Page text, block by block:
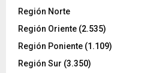
Región Norte
Región Oriente (2.535)
Región Poniente (1.109)
Región Sur (3.350)